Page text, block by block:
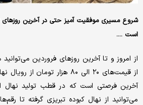
شروع مسیری موفقیت آمیز حتی در آخرین روزهای
است ....
از امروز و تا آخرین روزهای فروردین می‌توانید
از قیمت‌های ۲۰ الی ۸۰ هزار
آخرین فرصتی است که در قطب تولید نهال
می‌توانید از نهال کبوده تبریزی گرفته تا